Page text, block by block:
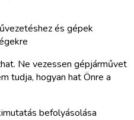
és gépek
Ne vezessen gépjárművet
tudja, hogyan hat Önre a
befolyásolása